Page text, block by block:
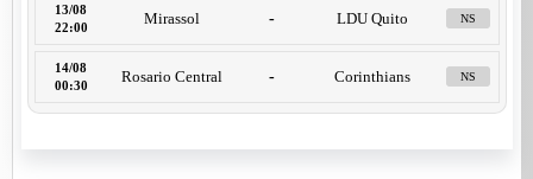
13/08
22:00
Mirassol - LDU Quito NS
14/08
00:30
Rosario Central - Corinthians NS